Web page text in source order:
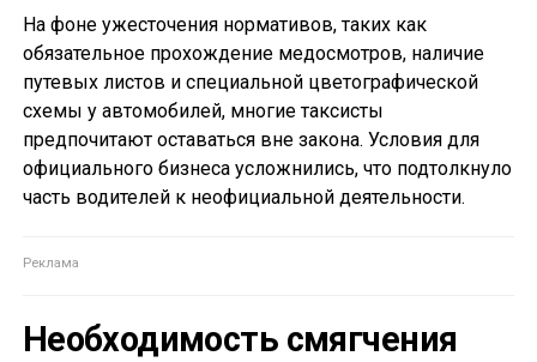
На фоне ужесточения нормативов, таких как
обязательное прохождение медосмотров, наличие
путевых листов и специальной цветографической
схемы у автомобилей, многие таксисты
предпочитают оставаться вне закона. Условия для
официального бизнеса усложнились, что подтолкнуло
часть водителей к неофициальной деятельности.
Необходимость смягчения